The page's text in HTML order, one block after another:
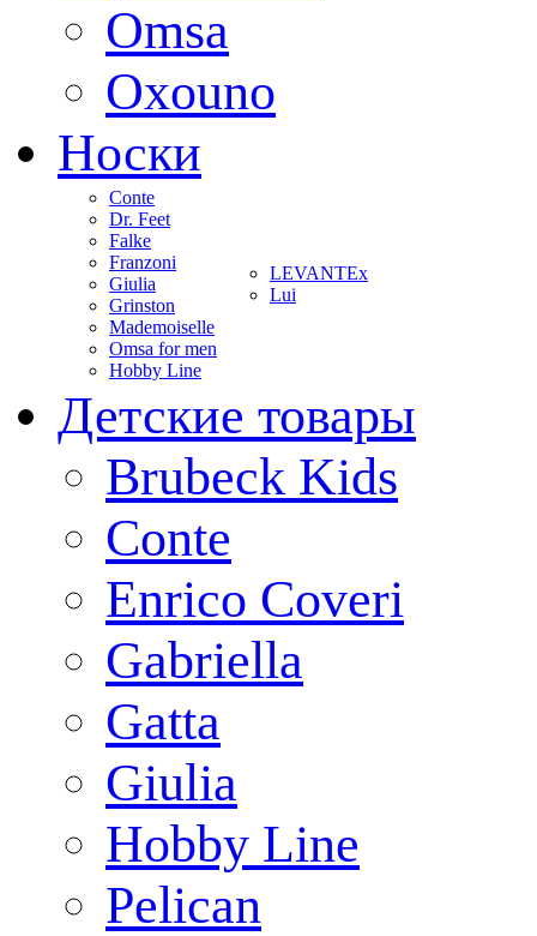
Omsa
Oxouno
Носки
Conte
Dr. Feet
Falke
Franzoni
Giulia
Grinston
Mademoiselle
Omsa for men
Hobby Line
LEVANTEx
Lui
Детские товары
Brubeck Kids
Conte
Enrico Coveri
Gabriella
Gatta
Giulia
Hobby Line
Pelican